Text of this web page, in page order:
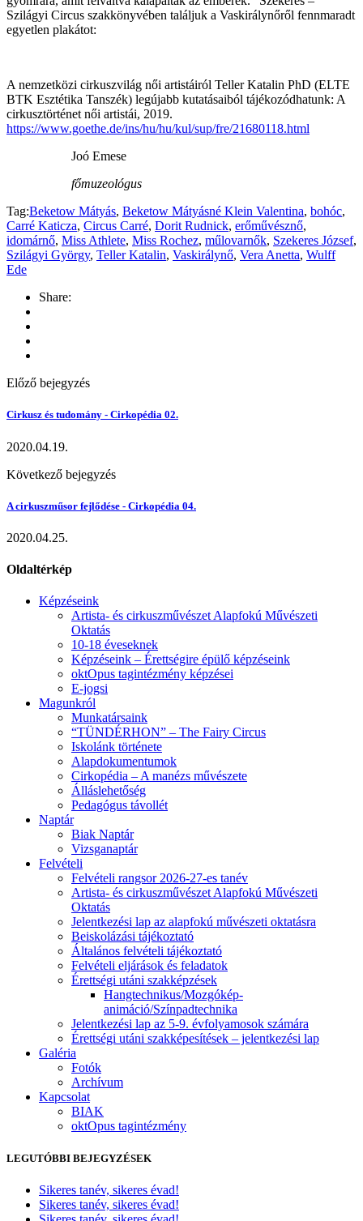
Szilágyi Circus szakkönyvében találjuk a Vaskirálynőről fennmaradt
egyetlen plakátot:
A nemzetközi cirkuszvilág női artistáiról Teller Katalin PhD (ELTE
BTK Esztétika Tanszék) legújabb kutatásaiból tájékozódhatunk: A
cirkusztörténet női artistái, 2019.
https://www.goethe.de/ins/hu/hu/kul/sup/fre/21680118.html
Joó Emese
főmuzeológus
Tag:Beketow Mátyás, Beketow Mátyásné Klein Valentina, bohóc,
Carré Katicza, Circus Carré, Dorit Rudnick, erőművésznő,
idomárnő, Miss Athlete, Miss Rochez, műlovarnők, Szekeres József,
Szilágyi György, Teller Katalin, Vaskirálynő, Vera Anetta, Wulff
Ede
Share:
Előző bejegyzés
Cirkusz és tudomány - Cirkopédia 02.
2020.04.19.
Következő bejegyzés
A cirkuszműsor fejlődése - Cirkopédia 04.
2020.04.25.
Oldaltérkép
Képzéseink
Artista- és cirkuszművészet Alapfokú Művészeti
Oktatás
10-18 éveseknek
Képzéseink – Érettségire épülő képzéseink
oktOpus tagintézmény képzései
E-jogsi
Magunkról
Munkatársaink
“TÜNDÉRHON” – The Fairy Circus
Iskolánk története
Alapdokumentumok
Cirkopédia – A manézs művészete
Álláslehetőség
Pedagógus távollét
Naptár
Biak Naptár
Vizsganaptár
Felvételi
Felvételi rangsor 2026-27-es tanév
Artista- és cirkuszművészet Alapfokú Művészeti
Oktatás
Jelentkezési lap az alapfokú művészeti oktatásra
Beiskolázási tájékoztató
Általános felvételi tájékoztató
Felvételi eljárások és feladatok
Érettségi utáni szakképzések
Hangtechnikus/Mozgókép-
animáció/Színpadtechnika
Jelentkezési lap az 5-9. évfolyamosok számára
Érettségi utáni szakképesítések – jelentkezési lap
Galéria
Fotók
Archívum
Kapcsolat
BIAK
oktOpus tagintézmény
LEGUTÓBBI BEJEGYZÉSEK
Sikeres tanév, sikeres évad!
Sikeres tanév, sikeres évad!